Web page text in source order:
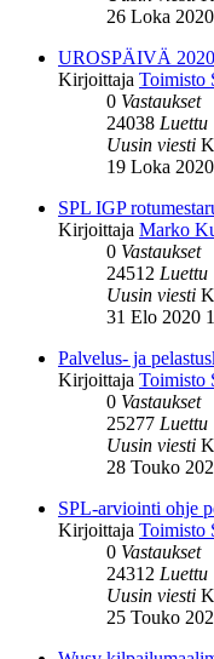
26 Loka
UROSPÄIVÄ 2020
Kirjoittaja Toimisto
0 Vastaukset
24038 Luettu
Uusin viesti
19 Loka
SPL IGP
Kirjoittaja Marko
0 Vastaukset
24512 Luettu
Uusin viesti
31 Elo 2020
Palvelus- ja
Kirjoittaja Toimisto
0 Vastaukset
25277 Luettu
Uusin viesti
28 Touko
SPL-arviointi ohje
Kirjoittaja Toimisto
0 Vastaukset
24312 Luettu
Uusin viesti
25 Touko